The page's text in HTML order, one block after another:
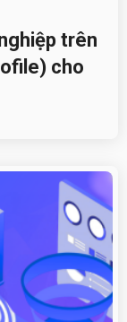
trên
cho